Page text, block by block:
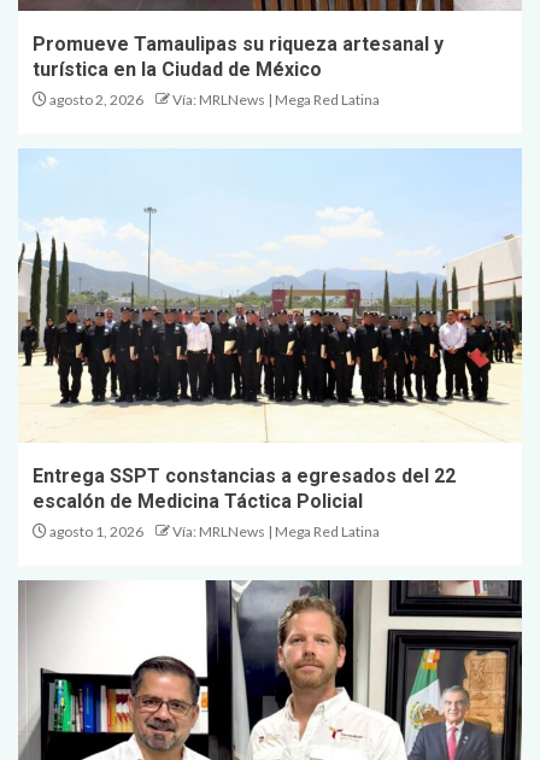
Promueve Tamaulipas su riqueza artesanal y
turística en la Ciudad de México
agosto 2, 2026 Vía: MRLNews | Mega Red Latina
Entrega SSPT constancias a egresados del 22
escalón de Medicina Táctica Policial
agosto 1, 2026 Vía: MRLNews | Mega Red Latina